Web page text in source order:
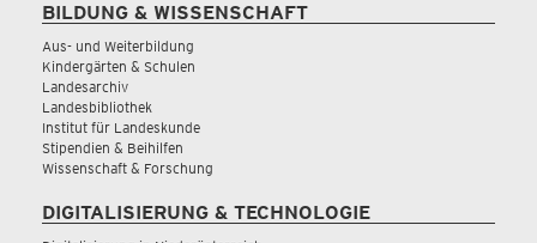
BILDUNG & WISSENSCHAFT
Aus- und Weiterbildung
Kindergärten & Schulen
Landesarchiv
Landesbibliothek
Institut für Landeskunde
Stipendien & Beihilfen
Wissenschaft & Forschung
DIGITALISIERUNG & TECHNOLOGIE